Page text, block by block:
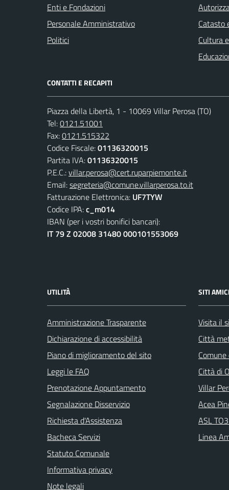
Enti e Fondazioni
Personale Amministrativo
Politici
Catasto
Cultura
CONTATTI E RECAPITI
Piazza della Libertà, 1 - 10069 Villar Perosa (TO)
Tel:0121.51001
Fax:0121.515322
Codice Fiscale:01136320015
Partita IVA:01136320015
P.E.C.:villar.perosa@cert.ruparpiemonte.it
Email:segreteria@comune.villarperosa.to.it
Fatturazione Elettronica: UF7TYW
Codice IPA:c_m014
IBAN (per i vostri bonifici bancari):
IT 79 Z 02008 31480 000101553069
UTILITÀ
Amministrazione Trasparente
Dichiarazione di accessibilità
Piano di miglioramento del sito
Leggi le FAQ
Prenotazione Appuntamento
Segnalazione Disservizio
Richiesta d'Assistenza
Bacheca Servizi
Statuto Comunale
Informativa privacy
Note legali
SITI AMICI
Visita il
Città
Comune
Città di
Villar
Acea
ASL
Linea